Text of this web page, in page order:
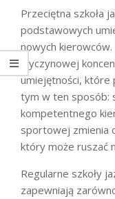
Przeciętna szkoła
podstawowych
nowych
wyczynowej
umiejętności, które
tym w ten sposób:
kompetentnego
sportowej zmienia
który może ruszać
Regularne szkoły
zapewniają